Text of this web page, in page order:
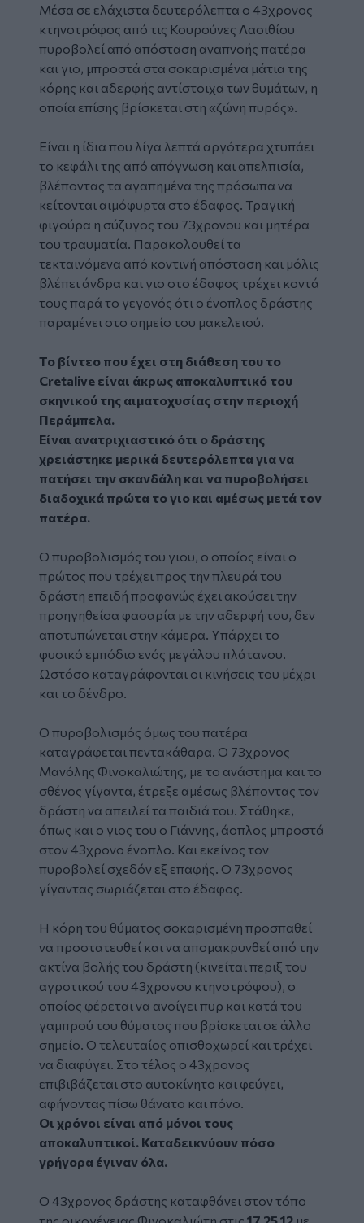
Μέσα σε ελάχιστα δευτερόλεπτα ο 43χρονος
κτηνοτρόφος από τις Κουρούνες Λασιθίου
πυροβολεί από απόσταση αναπνοής πατέρα
και γιο, μπροστά στα σοκαρισμένα μάτια της
κόρης και αδερφής αντίστοιχα των θυμάτων, η
οποία επίσης βρίσκεται στη «ζώνη πυρός».
Είναι η ίδια που λίγα λεπτά αργότερα χτυπάει
το κεφάλι της από απόγνωση και απελπισία,
βλέποντας τα αγαπημένα της πρόσωπα να
κείτονται αιμόφυρτα στο έδαφος. Τραγική
φιγούρα η σύζυγος του 73χρονου και μητέρα
του τραυματία. Παρακολουθεί τα
τεκταινόμενα από κοντινή απόσταση και μόλις
βλέπει άνδρα και γιο στο έδαφος τρέχει κοντά
τους παρά το γεγονός ότι ο ένοπλος δράστης
παραμένει στο σημείο του μακελειού.
Το βίντεο που έχει στη διάθεση του το
Cretalive είναι άκρως αποκαλυπτικό του
σκηνικού της αιματοχυσίας στην περιοχή
Περάμπελα.
Είναι ανατριχιαστικό ότι ο δράστης
χρειάστηκε μερικά δευτερόλεπτα για να
πατήσει την σκανδάλη και να πυροβολήσει
διαδοχικά πρώτα το γιο και αμέσως μετά τον
πατέρα.
Ο πυροβολισμός του γιου, ο οποίος είναι ο
πρώτος που τρέχει προς την πλευρά του
δράστη επειδή προφανώς έχει ακούσει την
προηγηθείσα φασαρία με την αδερφή του, δεν
αποτυπώνεται στην κάμερα. Υπάρχει το
φυσικό εμπόδιο ενός μεγάλου πλάτανου.
Ωστόσο καταγράφονται οι κινήσεις του μέχρι
και το δένδρο.
Ο πυροβολισμός όμως του πατέρα
καταγράφεται πεντακάθαρα. Ο 73χρονος
Μανόλης Φινοκαλιώτης, με το ανάστημα και το
σθένος γίγαντα, έτρεξε αμέσως βλέποντας τον
δράστη να απειλεί τα παιδιά του. Στάθηκε,
όπως και ο γιος του ο Γιάννης, άοπλος μπροστά
στον 43χρονο ένοπλο. Και εκείνος τον
πυροβολεί σχεδόν εξ επαφής. Ο 73χρονος
γίγαντας σωριάζεται στο έδαφος.
Η κόρη του θύματος σοκαρισμένη προσπαθεί
να προστατευθεί και να απομακρυνθεί από την
ακτίνα βολής του δράστη (κινείται περιξ του
αγροτικού του 43χρονου κτηνοτρόφου), ο
οποίος φέρεται να ανοίγει πυρ και κατά του
γαμπρού του θύματος που βρίσκεται σε άλλο
σημείο. Ο τελευταίος οπισθοχωρεί και τρέχει
να διαφύγει. Στο τέλος ο 43χρονος
επιβιβάζεται στο αυτοκίνητο και φεύγει,
αφήνοντας πίσω θάνατο και πόνο.
Οι χρόνοι είναι από μόνοι τους
αποκαλυπτικοί. Καταδεικνύουν πόσο
γρήγορα έγιναν όλα.
Ο 43χρονος δράστης καταφθάνει στον τόπο